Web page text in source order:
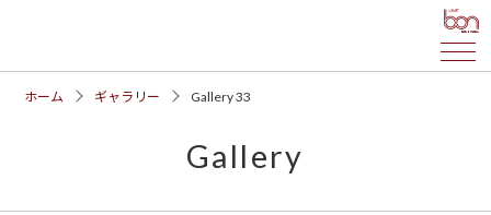
ホーム ギャラリー Gallery 33
Gallery